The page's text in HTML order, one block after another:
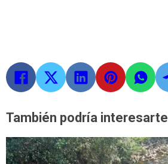
También podría interesarte